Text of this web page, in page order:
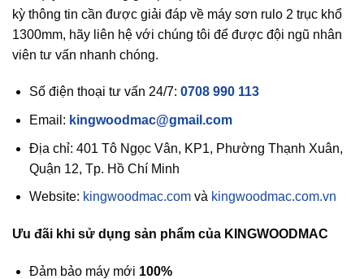
kỳ thông tin cần được giải đáp về máy sơn rulo 2 trục khổ
1300mm, hãy liên hệ với chúng tôi để được đội ngũ nhân
viên tư vấn nhanh chóng.
Số điện thoại tư vấn 24/7: 0708 990 113
Email: kingwoodmac@gmail.com
Địa chỉ: 401 Tô Ngọc Vân, KP1, Phường Thạnh Xuân,
Quận 12, Tp. Hồ Chí Minh
Website: kingwoodmac.comvà kingwoodmac.com.vn
Ưu đãi khi sử dụng sản phẩm của KINGWOODMAC
Đảm bảo máy mới 100%